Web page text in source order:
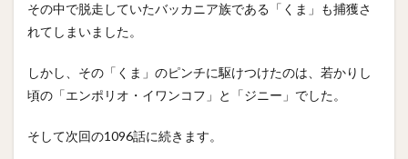
その中で脱走していたバッカニア族である「くま」も捕獲さ
れてしまいました。
しかし、その「くま」のピンチに駆けつけたのは、若かりし
頃の「エンポリオ・イワンコフ」と「ジニー」でした。
そして次回の1096話に続きます。